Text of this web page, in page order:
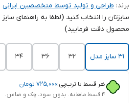
برند: طراحی و تولید توسط متخصصین ایرانی
سایزتان را انتخاب کنید (لطفا به راهنمای
محصول دقت فرمایید)
31 سایز مدل ۳۲ ۳۶ ۳۴
هر قسط با ترب‌پی:۷۲۵٬۰۰۰ تومان
۴ قسط ماهانه. بدون سود، چک و ضامن.